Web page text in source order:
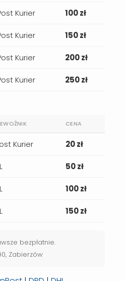
Kurier 100 zł
Kurier 150 zł
Kurier 200 zł
Kurier 250 zł
CENA
Kurier 20 zł
50 zł
100 zł
150 zł
bezpłatnie.
Zabierzów